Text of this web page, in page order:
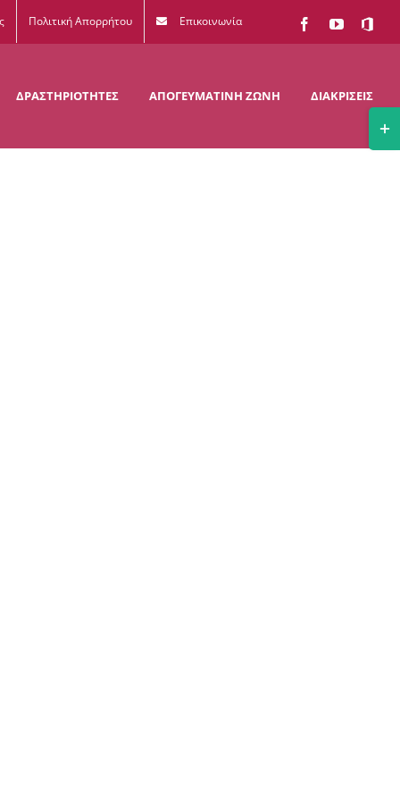
Πολιτική Απορρήτου Επικοινωνία FacebookYouTube
Office
ΔΡΑΣΤΗΡΙΟΤΗΤΕΣ ΑΠΟΓΕΥΜΑΤΙΝΗ ΖΩΝΗ ΔΙΑΚΡΙΣΕΙΣ